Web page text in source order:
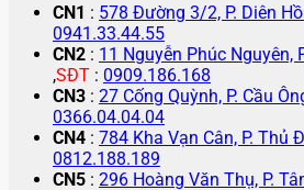
CN1 : 578 Đường 3/2, P. Diên
0941.33.44.55
CN2 : 11 Nguyễn Phúc Nguyên,
,SĐT : 0909.186.168
CN3 : 27 Cống Quỳnh, P. Cầu
0366.04.04.04
CN4 : 784 Kha Vạn Cân, P. Thủ
0812.188.189
CN5 : 296 Hoàng Văn Thụ, P.